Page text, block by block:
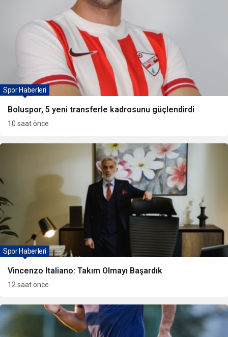
Boluspor, 5 yeni transferle kadrosunu güçlendirdi
Spor Haberleri
10 saat önce
Vincenzo Italiano: Takım Olmayı Başardık
Spor Haberleri
12 saat önce